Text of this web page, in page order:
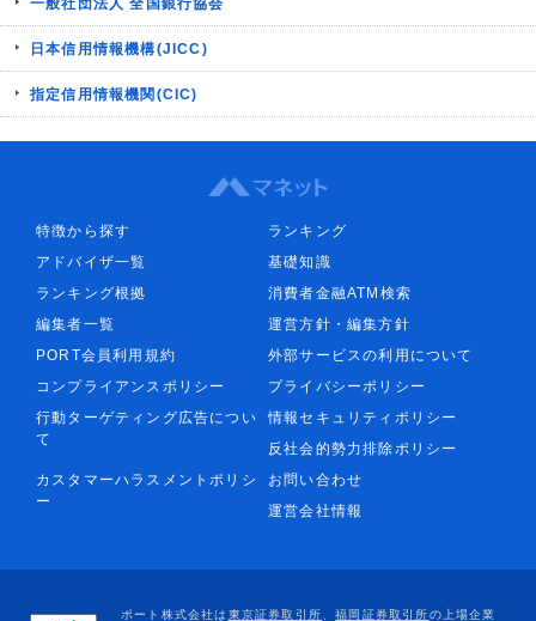
一般社団法人 全国銀行協会
日本信用情報機構(JICC)
指定信用情報機関(CIC)
特徴から探す
ランキング
アドバイザ一覧
基礎知識
ランキング根拠
消費者金融ATM検索
編集者一覧
運営方針・編集方針
PORT会員利用規約
外部サービスの利用について
コンプライアンスポリシー
プライバシーポリシー
行動ターゲティング広告につい
て
情報セキュリティポリシー
反社会的勢力排除ポリシー
カスタマーハラスメントポリシ
ー
お問い合わせ
運営会社情報